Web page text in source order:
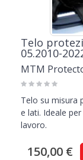
Telo
05.2010-
MTM
Telo su misura
e lati. Ideale
lavoro.
150,00 €